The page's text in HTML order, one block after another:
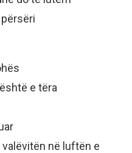
e tëra
në luftën e